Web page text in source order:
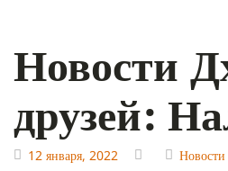
Новости
друзей:
12 января, 2022 Новости